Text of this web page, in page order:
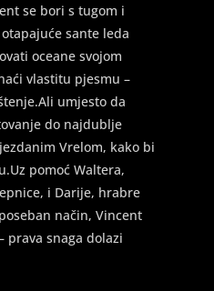
se bori s tugom i
sante leda
oceane svojom
vlastitu pjesmu –
umjesto da
do najdublje
Vrelom, kako bi
pomoć Waltera,
i Darije, hrabre
način, Vincent
prava snaga dolazi